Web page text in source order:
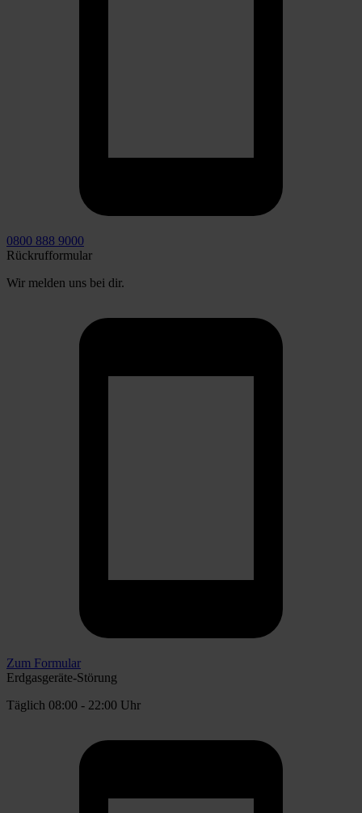
0800 888 9000
Rückrufformular
Wir melden uns bei dir.
Zum Formular
Erdgasgeräte-Störung
Täglich 08:00 - 22:00 Uhr